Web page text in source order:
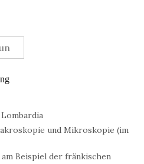
und Mikroskopie (im
Beispiel der fränkischen